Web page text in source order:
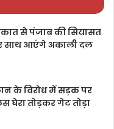
से पंजाब की सियासत
साथ आएंगे अकाली दल
के विरोध में सड़क पर
घेरा तोड़कर गेट तोड़ा